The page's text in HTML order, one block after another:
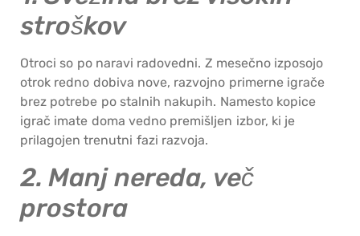
stroškov
Otroci so po naravi radovedni. Z mesečno izposojo
otrok redno dobiva nove, razvojno primerne igrače
brez potrebe po stalnih nakupih. Namesto kopice
igrač imate doma vedno premišljen izbor, ki je
prilagojen trenutni fazi razvoja.
2. Manj nereda, več
prostora